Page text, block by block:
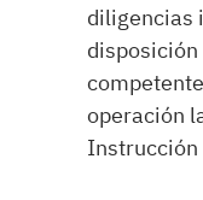
diligencias
operación
Instrucción